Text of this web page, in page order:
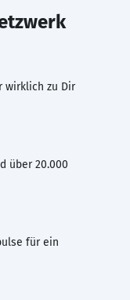
wirklich zu Dir
über 20.000
für ein